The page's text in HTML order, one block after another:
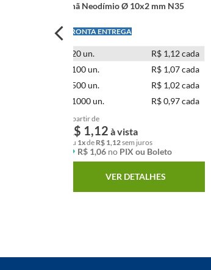
Ímã Neodímio Ø 10x2 mm N35
LEVE + PAGUE -
20un.
R$ 1,12 cada
100un.
R$ 1,07 cada
500un.
R$ 1,02 cada
1000un. R$ 0,97 cada
A partir de
R$ 1,12 à vista
Ou 1xde R$ 1,12sem juros
R$ 1,06 no PIX ou Boleto
VER DETALHES